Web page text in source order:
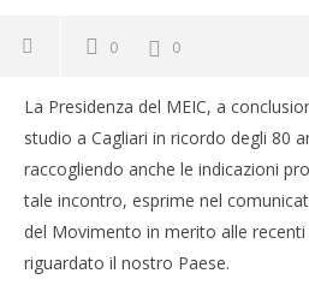
0 0
La Presidenza del MEIC, a
studio a Cagliari in ricordo degli 80
raccogliendo anche le indicazioni
tale incontro, esprime nel
del Movimento in merito alle
riguardato il nostro Paese.